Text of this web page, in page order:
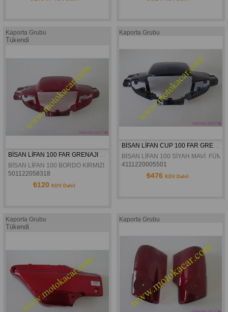
Kaporta Grubu
Tükendi
BİSAN LİFAN 100 FAR GRENAJI ORJİNAL
BİSAN LİFAN 100 BORDO KIRMIZI MAVİ SİYAH FAR GRENAJI ORJİNAL
501122058318
₺120 KDV Dahil
Kaporta Grubu
BİSAN LİFAN CUP 100 FAR GRENAJI
BİSAN LİFAN 100 SİYAH MAVİ
4111220005501
₺476 KDV Dahil
Kaporta Grubu
Tükendi
Kaporta Grubu